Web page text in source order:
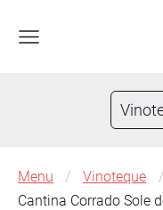
Menu Vinoteque
Cantina Corrado Sole